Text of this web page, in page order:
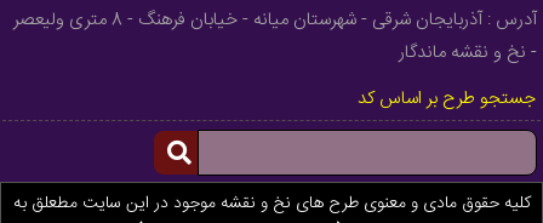
آدرس : آذربایجان شرقی - شهرستان میانه - خیابان فرهنگ - 8 متری ولیعصر
- نخ و نقشه ماندگار
جستجو طرح بر اساس کد
کلیه حقوق مادی و معنوی طرح های نخ و نقشه موجود در این سایت مطعلق به